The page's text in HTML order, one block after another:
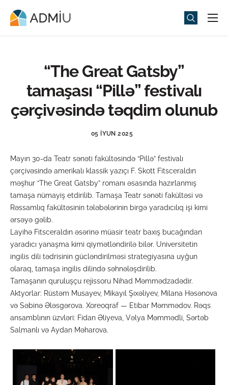
Universitet
Tədbirlər
Qəbul
ADMIU Sİ
eMağaza
“The Great Gatsby”
tamaşası “Pillə” festivalı
çərçivəsində təqdim olunub
05 İYUN 2025
Mayın 30-da Teatr sənəti fakültəsində “Pillə” festivalı
çərçivəsində amerikalı klassik yazıçı F. Skott Fitsceraldın
məşhur “The Great Gatsby” romanı əsasında hazırlanmış
tamaşa nümayiş etdirilib. Tamaşa Teatr sənəti fakültəsi və
Rəssamlıq fakültəsinin tələbələrinin birgə yaradıcılıq işi kimi
ərsəyə gəlib.
Layihə Fitsceraldın əsərinə müasir teatr baxış bucağından
yaradıcı yanaşma kimi qiymətləndirilə bilər. Universitetin
ingilis dili tədrisinin gücləndirilməsi strategiyasına uyğun
olaraq, tamaşa ingilis dilində səhnələşdirilib.
Tamaşanın quruluşçu rejissoru Nihad Məmmədzadədir.
Aktyorlar: Rüstəm Musayev, Mikayıl Şıxəliyev, Milana Həsənova
və Səbinə Ələsgərova. Xoreoqraf — Etibar Məmmədov. Rəqs
ansamblının üzvləri: Fidan Əliyeva, Vəlya Məmmədli, Sərtəb
Salmanlı və Aydan Məharova.